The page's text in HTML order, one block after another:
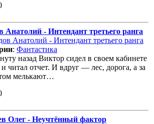
Анатолий - Интендант третьего ранга
: Фантастика
назад Виктор сидел в своем кабинете
читал отчет. И вдруг — лес, дорога, а за
мелькают…
Олег - Неучтённый фактор